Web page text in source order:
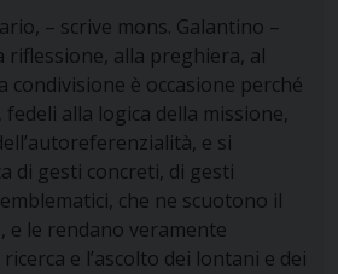
– scrive mons. Galantino –
riflessione, alla preghiera, al
è occasione perché
alla logica della missione,
e si
di gesti concreti, di gesti
che ne scuotono il
e le rendano veramente
e l’ascolto dei lontani e dei